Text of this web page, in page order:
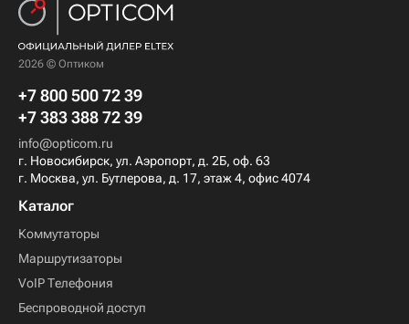
2026 © Оптиком
+7 800 500 72 39
+7 383 388 72 39
info@opticom.ru
г. Новосибирск, ул. Аэропорт, д. 2Б, оф. 63
г. Москва, ул. Бутлерова, д. 17, этаж 4, офис 4074
Каталог
Коммутаторы
Маршрутизаторы
VoIP Телефония
Беспроводной доступ